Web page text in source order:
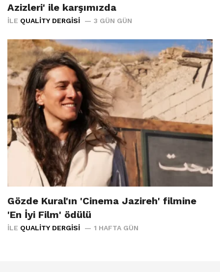
Azizleri' ile karşımızda
İLE QUALITY DERGISI 3 GÜN GÜN
Gözde Kural'ın 'Cinema Jazireh' filmine
'En İyi Film' ödülü
İLE QUALITY DERGISI 1 HAFTA GÜN